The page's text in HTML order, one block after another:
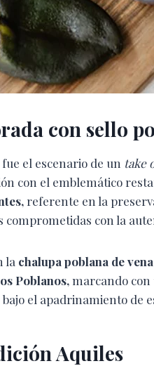
con sello
fue el escenario de un take
con el emblemático
referente en la
comprometidas con la
la chalupa poblana de
Poblanos,marcando con
el apadrinamiento de
Aquiles